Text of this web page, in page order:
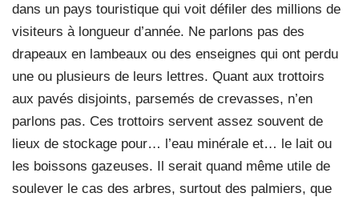
dans un pays touristique qui voit défiler des millions de
visiteurs à longueur d’année. Ne parlons pas des
drapeaux en lambeaux ou des enseignes qui ont perdu
une ou plusieurs de leurs lettres. Quant aux trottoirs
aux pavés disjoints, parsemés de crevasses, n’en
parlons pas. Ces trottoirs servent assez souvent de
lieux de stockage pour… l’eau minérale et… le lait ou
les boissons gazeuses. Il serait quand même utile de
soulever le cas des arbres, surtout des palmiers, que